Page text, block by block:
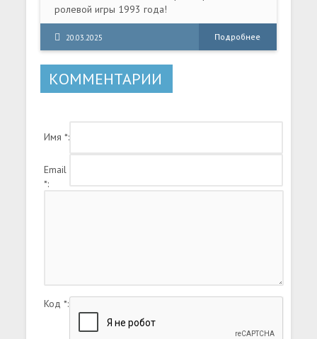
ролевой игры 1993 года!
20.03.2025 Подробнее
КОММЕНТАРИИ
Имя *:
Email
*:
Код *: